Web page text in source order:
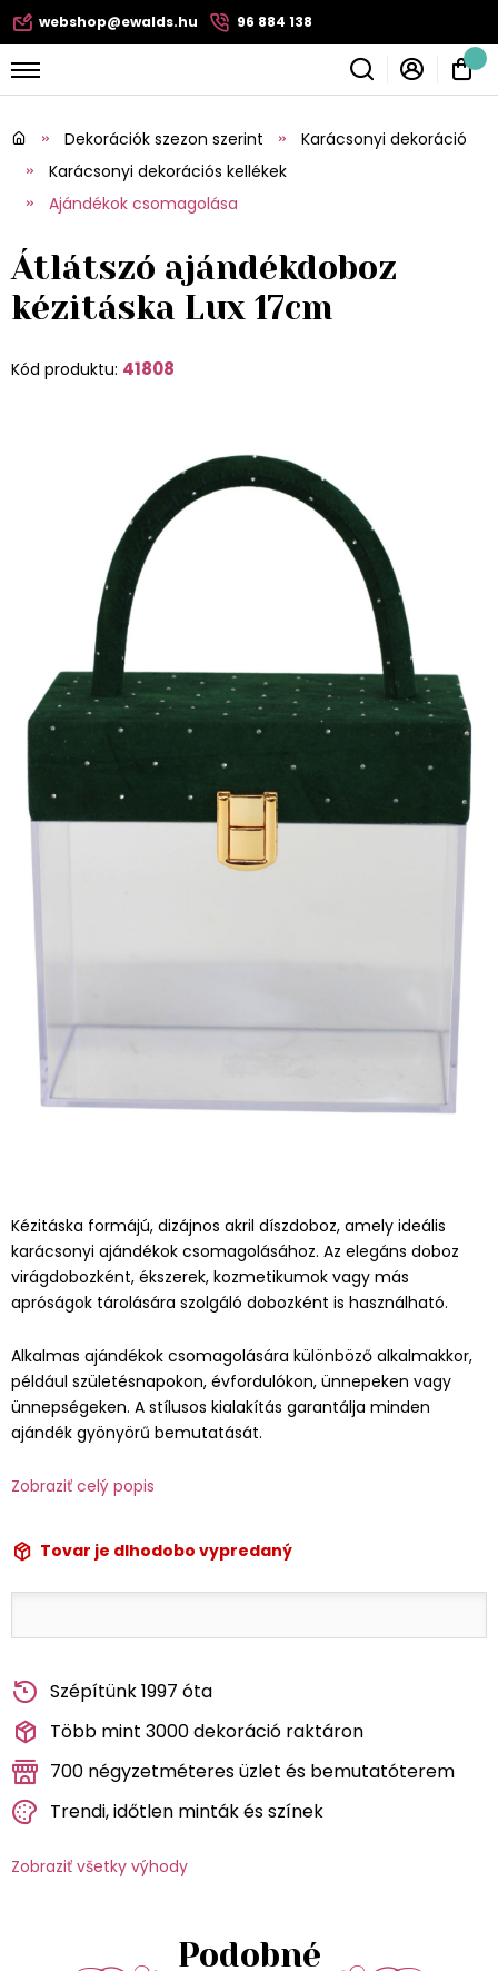
webshop@ewalds.hu 96 884 138
Dekorációk szezon szerint
Karácsonyi dekoráció
Karácsonyi dekorációs kellékek
Ajándékok csomagolása
Átlátszó ajándékdoboz
kézitáska Lux 17cm
Kód produktu: 41808
Kézitáska formájú, dizájnos akril díszdoboz, amely ideális
karácsonyi ajándékok csomagolásához. Az elegáns doboz
virágdobozként, ékszerek, kozmetikumok vagy más
apróságok tárolására szolgáló dobozként is használható.
Alkalmas ajándékok csomagolására különböző alkalmakkor,
például születésnapokon, évfordulókon, ünnepeken vagy
ünnepségeken. A stílusos kialakítás garantálja minden
ajándék gyönyörű bemutatását.
Zobraziť celý popis
Tovar je dlhodobo vypredaný
Szépítünk 1997 óta
Több mint 3000 dekoráció raktáron
700 négyzetméteres üzlet és bemutatóterem
Trendi, időtlen minták és színek
Zobraziť všetky výhody
Podobné